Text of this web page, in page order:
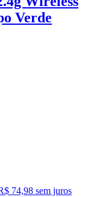
Verde
74,98 sem juros